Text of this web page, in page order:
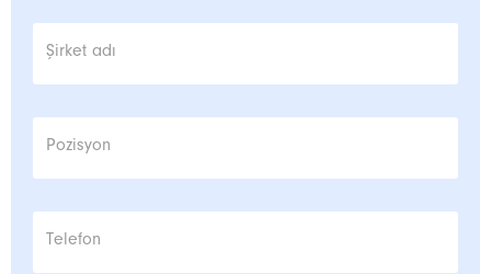
Şirket adı
Pozisyon
Telefon